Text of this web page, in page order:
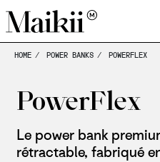
HOME POWER BANKS POWERFLEX
PowerFlex
Le power bank
rétractable, fabriqué